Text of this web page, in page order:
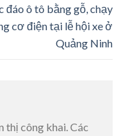
đáo ô tô bằng gỗ, chạy
cơ điện tại lễ hội xe ở
Quảng Ninh
thị công khai.Các